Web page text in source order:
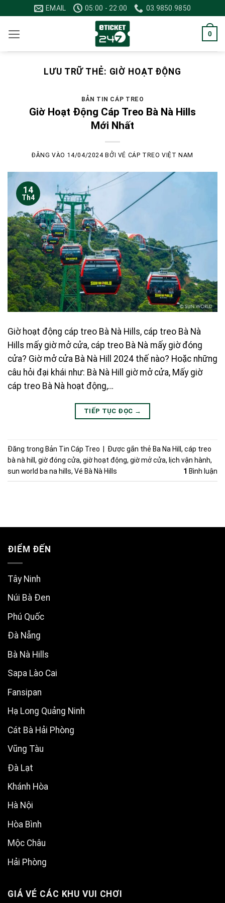
nội
EMAIL 05:00 - 22:00 03.9850.9850
0
LƯU TRỮ THẺ: GIỜ HOẠT ĐỘNG
BẢN TIN CÁP TREO
Giờ Hoạt Động Cáp Treo Bà Nà Hills
Mới Nhất
ĐĂNG VÀO 14/04/2024 BỞI VÉ CÁP TREO VIỆT NAM
14
Th4
Giờ hoạt động cáp treo Bà Nà Hills, cáp treo Bà Nà
Hills mấy giờ mở cửa, cáp treo Bà Nà mấy giờ đóng
cửa? Giờ mở cửa Bà Nà Hill 2024 thế nào? Hoặc những
câu hỏi đại khái như: Bà Nà Hill giờ mở cửa, Mấy giờ
cáp treo Bà Nà hoạt động,…
TIẾP TỤC ĐỌC →
Đăng trong Bản Tin Cáp Treo Được gắn thẻ Ba Na Hill , cáp treo
bà nà hill , giờ đóng cửa, giờ hoạt động, giờ mở cửa, lịch vận hành,
sun world ba na hills, Vé Bà Nà Hills 1 Bình luận
ĐIỂM ĐẾN
Tây Ninh
Núi Bà Đen
Phú Quốc
Đà Nẵng
Bà Nà Hills
Sapa Lào Cai
Fansipan
Hạ Long Quảng Ninh
Cát Bà Hải Phòng
Vũng Tàu
Đà Lạt
Khánh Hòa
Hà Nội
Hòa Bình
Mộc Châu
Hải Phòng
GIÁ VÉ CÁC KHU VUI CHƠI